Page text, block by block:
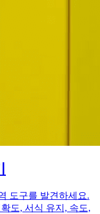
도구를 발견하세요.
도, 서식 유지, 속도,